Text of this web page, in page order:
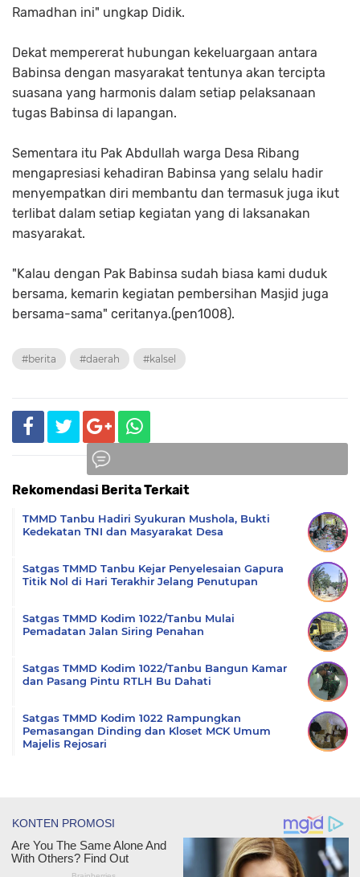
Ramadhan ini" ungkap Didik.
Dekat mempererat hubungan kekeluargaan antara
Babinsa dengan masyarakat tentunya akan tercipta
suasana yang harmonis dalam setiap pelaksanaan
tugas Babinsa di lapangan.
Sementara itu Pak Abdullah warga Desa Ribang
mengapresiasi kehadiran Babinsa yang selalu hadir
menyempatkan diri membantu dan termasuk juga ikut
terlibat dalam setiap kegiatan yang di laksanakan
masyarakat.
"Kalau dengan Pak Babinsa sudah biasa kami duduk
bersama, kemarin kegiatan pembersihan Masjid juga
bersama-sama" ceritanya.(pen1008).
#berita #daerah #kalsel
Rekomendasi Berita Terkait
TMMD Tanbu Hadiri Syukuran Mushola, Bukti
Kedekatan TNI dan Masyarakat Desa
Satgas TMMD Tanbu Kejar Penyelesaian Gapura
Titik Nol di Hari Terakhir Jelang Penutupan
Satgas TMMD Kodim 1022/Tanbu Mulai
Pemadatan Jalan Siring Penahan
Satgas TMMD Kodim 1022/Tanbu Bangun Kamar
dan Pasang Pintu RTLH Bu Dahati
Satgas TMMD Kodim 1022 Rampungkan
Pemasangan Dinding dan Kloset MCK Umum
Majelis Rejosari